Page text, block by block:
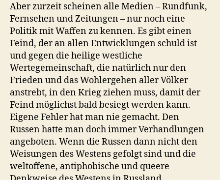
Aber zurzeit scheinen alle Medien – Rundfunk,
Fernsehen und Zeitungen – nur noch eine
Politik mit Waffen zu kennen. Es gibt einen
Feind, der an allen Entwicklungen schuld ist
und gegen die heilige westliche
Wertegemeinschaft, die natürlich nur den
Frieden und das Wohlergehen aller Völker
anstrebt, in den Krieg ziehen muss, damit der
Feind möglichst bald besiegt werden kann.
Eigene Fehler hat man nie gemacht. Den
Russen hatte man doch immer Verhandlungen
angeboten. Wenn die Russen dann nicht den
Weisungen des Westens gefolgt sind und die
weltoffene, antiphobische und queere